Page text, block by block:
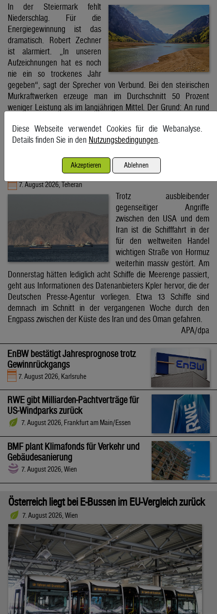
In der Steiermark fehlt
Niederschlag. Für die
Energiegewinnung ist das
dramatisch. Robert Zechner
ist alarmiert. „In unseren
Aufzeichnungen hat es noch
nie ein so trockenes Jahr
gegeben“, sagt der Sprecher von Verbund. Bei den steirischen
Murkraftwerken erzeuge man im Durchschnitt 50 Prozent
weniger Leistung als im langjährigen Mittel. Der Grund: An rund
Kleine Zeitung
Schifffahrt in Straße von Hormuz weiterhin massiv
7. August 2026, Teheran
Trotz ausbleibender
gegenseitiger Angriffe
zwischen den USA und dem
Iran ist die Schifffahrt in der
für den weltweiten Handel
wichtigen Straße von Hormuz
weiterhin massiv gestört. Am
Donnerstag hätten lediglich acht Schiffe die Meerenge passiert,
geht aus Informationen des Datenanbieters Kpler hervor, die der
Deutschen Presse-Agentur vorliegen. Etwa 13 Schiffe sind
demnach im Schnitt in der vergangenen Woche durch den
Engpass zwischen der Küste des Iran und des Oman gefahren.
APA/dpa
EnBW bestätigt Jahresprognose trotz
Gewinnrückgangs
7. August 2026, Karlsruhe
RWE gibt Milliarden-Pachtverträge für
US-Windparks zurück
7. August 2026, Frankfurt am Main/Essen
BMF plant Klimafonds für Verkehr und
Gebäudesanierung
7. August 2026, Wien
Österreich liegt bei E-Bussen im EU-Vergleich zurück
7. August 2026, Wien
Diese Webseite verwendet Cookies für die Webanalyse.
Details finden Sie in den Nutzungsbedingungen.
Akzeptieren Ablehnen